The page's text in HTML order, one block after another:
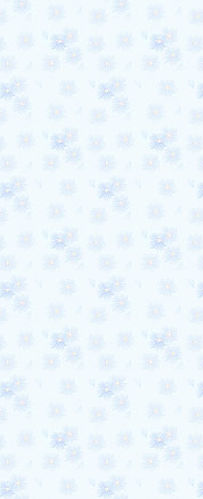
館】1.居家風水2.企業風水3.